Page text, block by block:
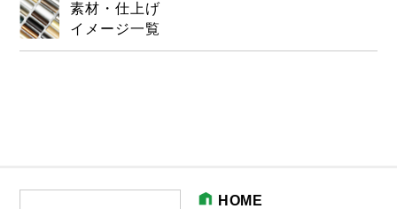
素材・仕上げ
イメージ一覧
HOME